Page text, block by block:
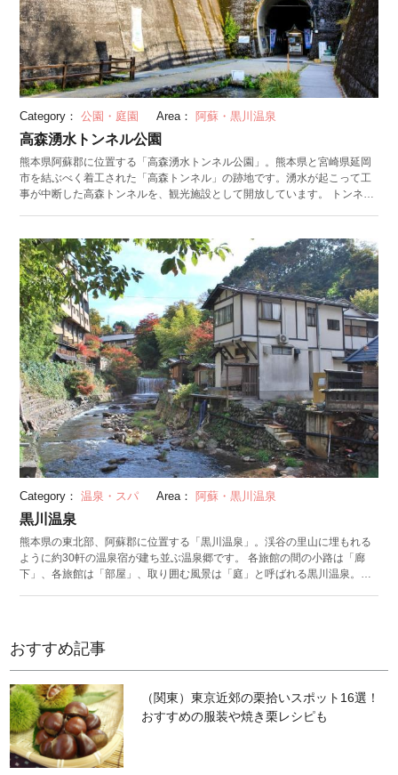
Category： 公園・庭園 Area： 阿蘇・黒川温泉
高森湧水トンネル公園
熊本県阿蘇郡に位置する「高森湧水トンネル公園」。熊本県と宮崎県延岡
市を結ぶべく着工された「高森トンネル」の跡地です。湧水が起こって工
事が中断した高森トンネルを、観光施設として開放しています。 トンネル
パール」や、7月の七夕飾り、12月のクリスマスプロジェクションマッピ
ングなど、季節ごとの展示を楽しめます。奥に進むと水源があり、そこか
ら湧き出る湧水は飲むことができます。訪れた際は、ひしゃくを使って飲
んでみてください。 トンネル外に併設された水の資料館「湧水館」では、
高森トンネルの歴史に加えて、水の大切さや環境問題ついても学べます。
Category： 温泉・スパ Area： 阿蘇・黒川温泉
黒川温泉
熊本県の東北部、阿蘇郡に位置する「黒川温泉」。渓谷の里山に埋もれる
ように約30軒の温泉宿が建ち並ぶ温泉郷です。 各旅館の間の小路は「廊
下」、各旅館は「部屋」、取り囲む風景は「庭」と呼ばれる黒川温泉。温
と多様な温泉を持つ黒川温泉でおすすめなのが「入湯手形」。28カ所の露
天風呂から3カ所選んで入館できます。 地元一丸で取り組むのは景観だけ
でなく、旅館スタッフや地元農家による多くのイベントも同温泉ならで
は。6月から11月には月1回「朝ピクニック」が開催され、事前に申し込む
と食事とピクニック道具を受け取れます。阿蘇カルデラの草原で好きな場
所にレジャーシートをひき、地元食材を使った朝食を頂けます。どこか懐
かしい里山の風景や住民の温かいもてなしに触れ、地元に住んでいるかの
ような気分を体感できます。
おすすめ記事
（関東）東京近郊の栗拾いスポット16選！
おすすめの服装や焼き栗レシピも